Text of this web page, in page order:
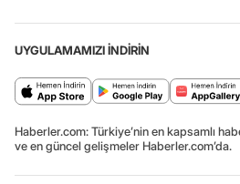
UYGULAMAMIZI İNDİRİN
Haberler.com: Türkiye’nin en kapsamlı
ve en güncel gelişmeler Haberler.com’da.